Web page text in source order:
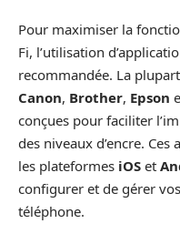
Pour maximiser la
Fi, l’utilisation
recommandée. La
Canon, Brother, Epson
conçues pour faciliter
des niveaux d’encre.
les plateformes iOS et
configurer et de gérer
téléphone.